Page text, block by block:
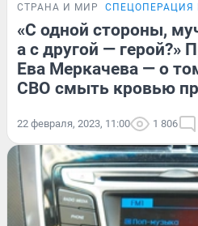
СТРАНА И МИР СПЕЦОПЕРАЦИЯ
«С одной стороны,
а с другой — герой?»
Ева Меркачева — о
СВО смыть кровью
22 февраля, 2023, 11:00 1 806